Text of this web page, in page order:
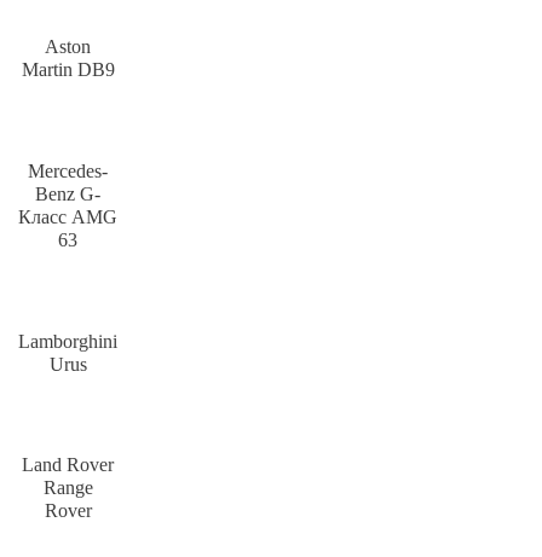
Aston
Martin DB9
Mercedes-
Benz G-
Класс AMG
63
Lamborghini
Urus
Land Rover
Range
Rover